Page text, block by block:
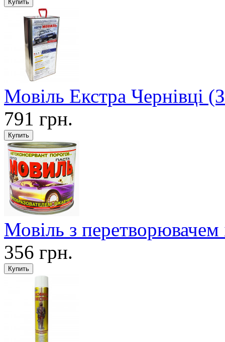
Мовіль Екстра Чернівці
791 грн.
Мовіль з
356 грн.